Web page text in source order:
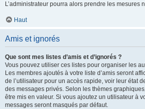
L’administrateur pourra alors prendre les mesures
Haut
Amis et ignorés
Que sont mes listes d’amis et d’ignorés ?
Vous pouvez utiliser ces listes pour organiser les
Les membres ajoutés à votre liste d’amis seront
de l’utilisateur pour un accès rapide, voir leur état
des messages privés. Selon les thèmes
être mis en valeur. Si vous ajoutez un utilisateur à
messages seront masqués par défaut.